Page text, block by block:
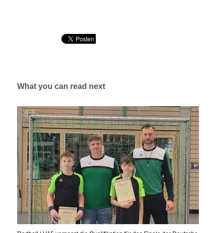
What you can read next